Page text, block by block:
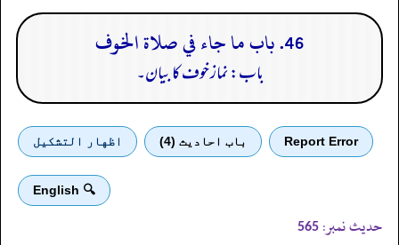
46. باب ما جاء في صلاة الخوف
باب: نماز خوف کا بیان۔
Report Error باب احادیث (4) اظهار التشكيل
🔍 English
حدیث نمبر: 565